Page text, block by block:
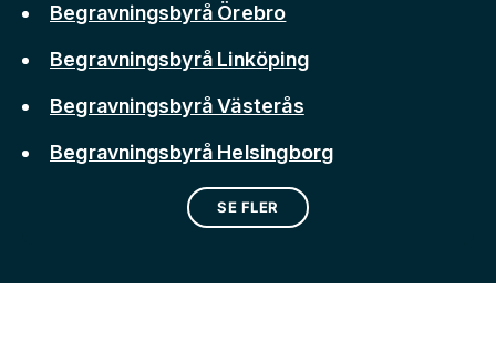
Begravningsbyrå Örebro
Begravningsbyrå Linköping
Begravningsbyrå Västerås
Begravningsbyrå Helsingborg
SE FLER